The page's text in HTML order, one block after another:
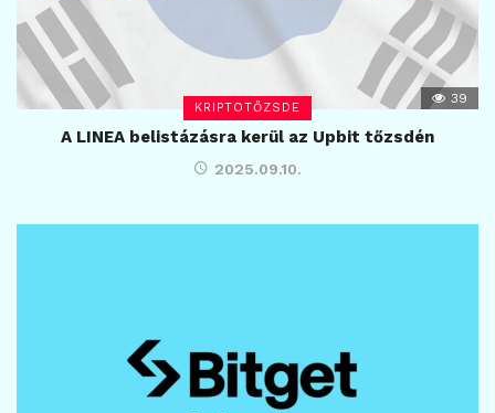
KRIPTOTŐZSDE
39
A LINEA belistázásra kerül az Upbit tőzsdén
2025.09.10.